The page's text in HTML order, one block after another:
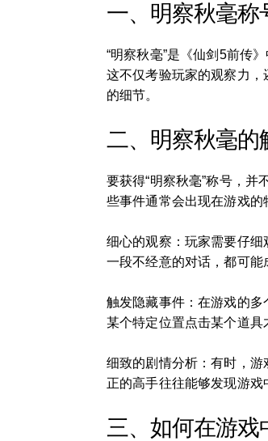
一、明察秋毫称
“明察秋毫”是《仙剑5前传
这不仅考验玩家的观察力
的细节。
二、明察秋毫的
要获得“明察秋毫”称号，
些事件通常会出现在游戏的
细心的观察：玩家需要仔
一段不经意的对话，都可能
触发隐藏事件：在游戏的
某个特定位置点击某个道具
细致的剧情分析：有时，
正的高手往往能够发现游戏
三、如何在游戏